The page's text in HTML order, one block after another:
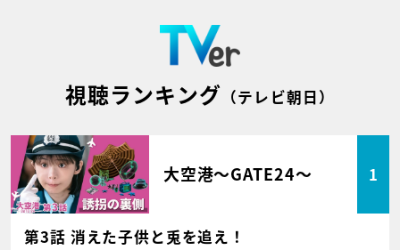
視聴ランキング （テレビ朝日）
大空港～GATE24～ 1
第3話 消えた子供と兎を追え！